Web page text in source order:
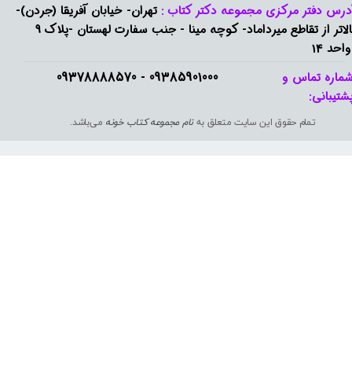
09385901000 - 09378888570​​​​​​​
دفتر مرکزی مجموعه دکتر کتاب : تهران- خیابان آفریقا (جردن)-
بالاتر از تقاطع میرداماد- کوچه مینا - جنب سفارت لهستان -پلاک 9
14
تمام حقوق این سایت متعلق بهنام مجموعه کتاب خونه می‌باشد.
تماس و